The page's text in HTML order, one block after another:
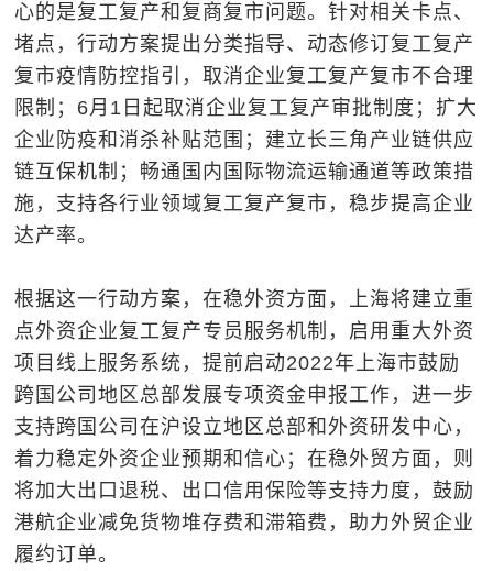
心的是复工复产和复商复市问题。针对相关卡点、
堵点，行动方案提出分类指导、动态修订复工复产
复市疫情防控指引，取消企业复工复产复市不合理
限制；6月1日起取消企业复工复产审批制度；扩大
企业防疫和消杀补贴范围；建立长三角产业链供应
链互保机制；畅通国内国际物流运输通道等政策措
施，支持各行业领域复工复产复市，稳步提高企业
达产率。
根据这一行动方案，在稳外资方面，上海将建立重
点外资企业复工复产专员服务机制，启用重大外资
项目线上服务系统，提前启动2022年上海市鼓励
跨国公司地区总部发展专项资金申报工作，进一步
支持跨国公司在沪设立地区总部和外资研发中心，
着力稳定外资企业预期和信心；在稳外贸方面，则
将加大出口退税、出口信用保险等支持力度，鼓励
港航企业减免货物堆存费和滞箱费，助力外贸企业
履约订单。